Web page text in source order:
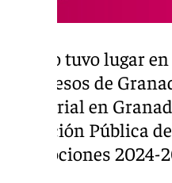
El acto tuvo lugar
Congresos de
territorial en
y Función Pública
promociones